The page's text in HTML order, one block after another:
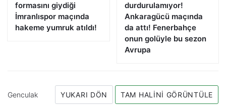
formasını giydiği
İmranlıspor maçında
hakeme yumruk atıldı!
durdurulamıyor!
Ankaragücü maçında
da attı! Fenerbahçe
onun golüyle bu sezon
Avrupa
Genculak YUKARI DÖN TAM HALINI GÖRÜNTÜLE